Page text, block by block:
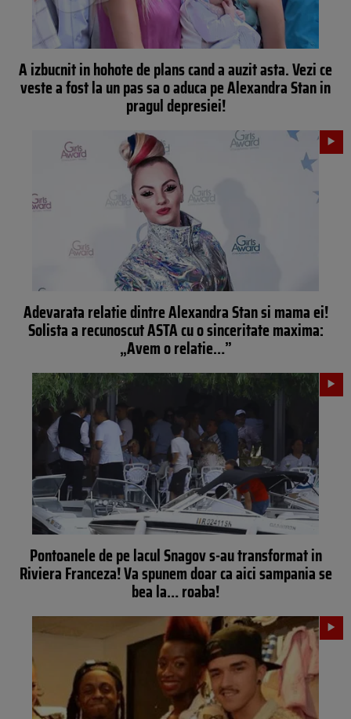
A izbucnit in hohote de plans cand a auzit asta. Vezi ce
veste a fost la un pas sa o aduca pe Alexandra Stan in
pragul depresiei!
Adevarata relatie dintre Alexandra Stan si mama ei!
Solista a recunoscut ASTA cu o sinceritate maxima:
„Avem o relatie…”
Pontoanele de pe lacul Snagov s-au transformat in
Riviera Franceza! Va spunem doar ca aici sampania se
bea la… roaba!